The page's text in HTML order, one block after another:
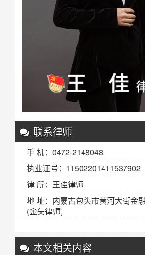
联系律师
手 机：0472-2148048
执业证号：11502201411537902
律 所：王佳律师
地 址：内蒙古包头市黄河大街金
(金矢律师)
本文相关内容